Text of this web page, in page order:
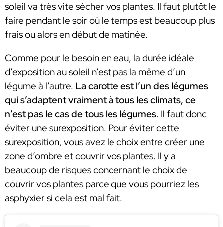
soleil va très vite sécher vos plantes. Il faut plutôt le
faire pendant le soir où le temps est beaucoup plus
frais ou alors en début de matinée.
Comme pour le besoin en eau, la durée idéale
d’exposition au soleil n’est pas la même d’un
légume à l’autre. La carotte est l’un des légumes
qui s’adaptent vraiment à tous les climats, ce
n’est pas le cas de tous les légumes. Il faut donc
éviter une surexposition. Pour éviter cette
surexposition, vous avez le choix entre créer une
zone d’ombre et couvrir vos plantes. Il y a
beaucoup de risques concernant le choix de
couvrir vos plantes parce que vous pourriez les
asphyxier si cela est mal fait.